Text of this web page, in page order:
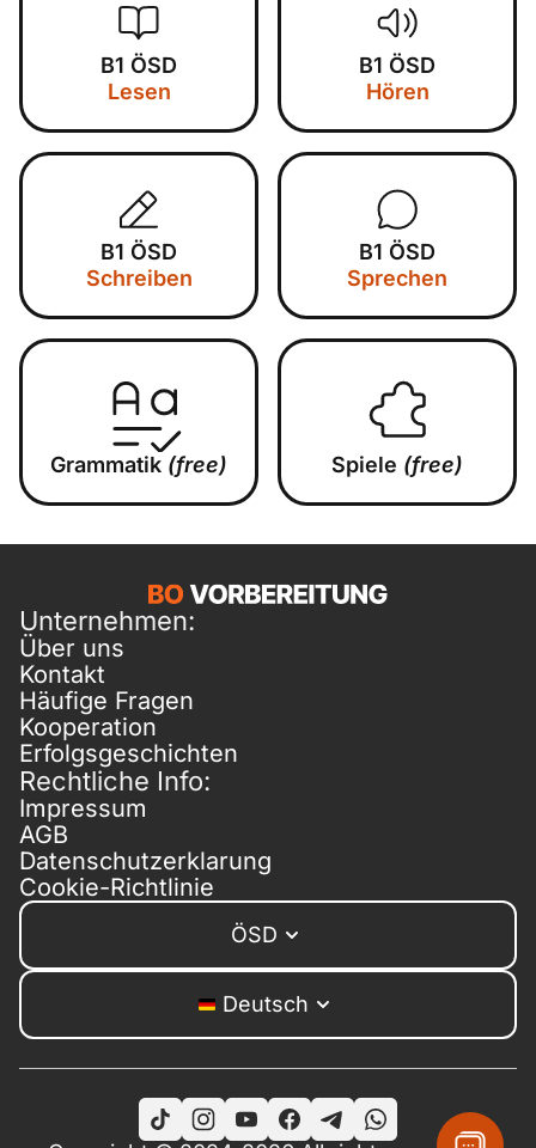
B1 ÖSD
Lesen
B1 ÖSD
Hören
B1 ÖSD
Schreiben
B1 ÖSD
Sprechen
Grammatik (free) Spiele (free)
Unternehmen:
Über uns
Kontakt
Häufige Fragen
Kooperation
Erfolgsgeschichten
Rechtliche Info:
Impressum
AGB
Datenschutzerklarung
Cookie-Richtlinie
ÖSD
Deutsch